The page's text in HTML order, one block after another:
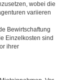
wobei die
variieren
Bewirtschaftung
Einzelkosten sind
ihrer